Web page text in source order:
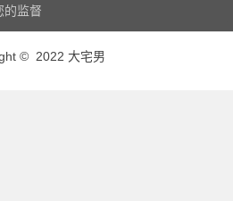
的监督
© 2022 大宅男